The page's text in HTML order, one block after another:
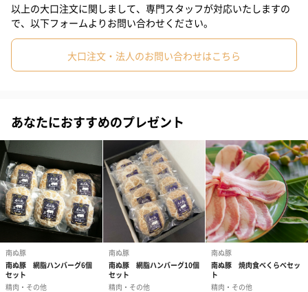
大切な方に贈るプレゼントには、印象に残るこだわりの逸品を贈
りませんか。
「美味しいもの」は男女問わず、幅広い年齢層の方に人気の高い
お肉のセットは特におすすめです。
記念日のお祝いやお返し、季節の贈り物にもぴったりです。
商品詳細情報
原材料
石垣島産豚肉
サイズ（外箱
込み）
幅170mm×奥行250mm×高さ45mm
外装
#女子大学生 #弟 #兄 #10代 #20代前半 #20代後半
以上の大口注文に関しまして、専門スタッフが対応いたしますの
で、以下フォームよりお問い合わせください。
大口注文・法人のお問い合わせはこちら
あなたにおすすめのプレゼント